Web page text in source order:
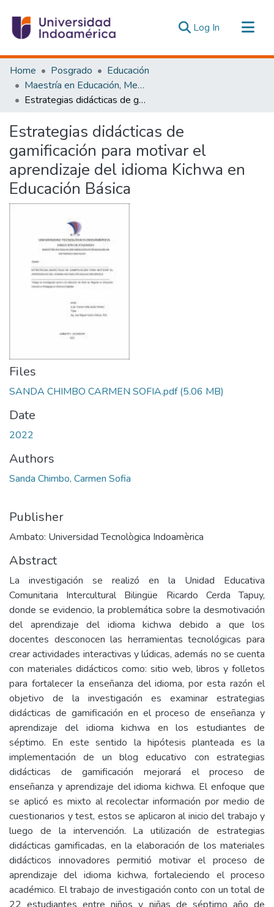
Log In (current)
Communities & Collections
All of DSpace
Statistics
Home Posgrado
Educación
Maestría en Educación, Mención Pedagogía en Entornos Digitales
Estrategias didácticas de gamificación para motivar el aprendizaje del idioma Kichwa en Educación Básica
Estrategias didácticas de
gamificación para motivar el
aprendizaje del idioma Kichwa en
Educación Básica
Files
SANDA CHIMBO CARMEN SOFIA.pdf(5.06 MB)
Date
2022
Authors
Sanda Chimbo, Carmen Sofia
Publisher
Ambato: Universidad Tecnològica Indoamèrica
Abstract
La investigación se realizó en la Unidad Educativa
Comunitaria Intercultural Bilingüe Ricardo Cerda Tapuy,
donde se evidencio, la problemática sobre la desmotivación
del aprendizaje del idioma kichwa debido a que los
docentes desconocen las herramientas tecnológicas para
crear actividades interactivas y lúdicas, además no se cuenta
con materiales didácticos como: sitio web, libros y folletos
para fortalecer la enseñanza del idioma, por esta razón el
objetivo de la investigación es examinar estrategias
didácticas de gamificación en el proceso de enseñanza y
aprendizaje del idioma kichwa en los estudiantes de
séptimo. En este sentido la hipótesis planteada es la
implementación de un blog educativo con estrategias
didácticas de gamificación mejorará el proceso de
enseñanza y aprendizaje del idioma kichwa. El enfoque que
se aplicó es mixto al recolectar información por medio de
cuestionarios y test, estos se aplicaron al inicio del trabajo y
luego de la intervención. La utilización de estrategias
didácticas gamificadas, en la elaboración de los materiales
didácticos innovadores permitió motivar el proceso de
aprendizaje del idioma kichwa, fortaleciendo el proceso
académico. El trabajo de investigación conto con un total de